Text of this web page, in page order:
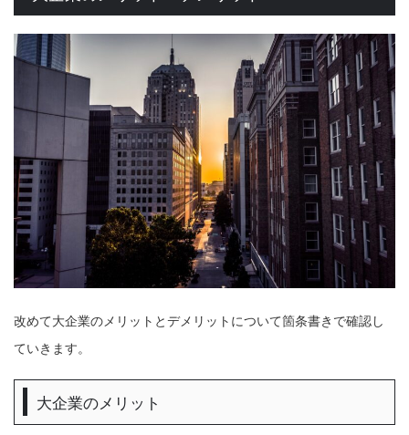
改めて大企業のメリットとデメリットについて箇条書きで確認し
ていきます。
大企業のメリット